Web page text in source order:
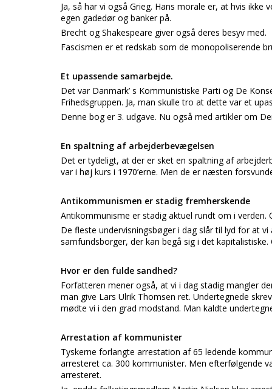
Ja, så har vi også Grieg. Hans morale er, at hvis
egen gadedør og banker på.
Brecht og Shakespeare giver også deres besyv med.
Fascismen er et redskab som de monopoliserende
Et upassende samarbejde.
Det var Danmark’ s Kommunistiske Parti og De
Frihedsgruppen. Ja, man skulle tro at dette var et
Denne bog er 3. udgave. Nu også med artikler om
En spaltning af arbejderbevægelsen
Det er tydeligt, at der er sket en spaltning af
var i høj kurs i 1970’erne. Men de er næsten
Antikommunismen er stadig fremherskende
Antikommunisme er stadig aktuel rundt om i verden.
De fleste undervisningsbøger i dag slår til lyd for at
samfundsborger, der kan begå sig i det
Hvor er den fulde sandhed?
Forfatteren mener også, at vi i dag stadig mangler
man give Lars Ulrik Thomsen ret. Undertegnede
mødte vi i den grad modstand. Man kaldte
Arrestation af kommunister
Tyskerne forlangte arrestation af 65 ledende
arresteret ca. 300 kommunister. Men efterfølgende
arresteret.